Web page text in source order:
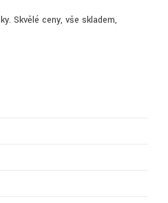
Skvělé ceny, vše skladem,